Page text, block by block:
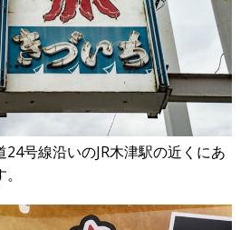
24号線沿いのJR木津駅の近くにあ